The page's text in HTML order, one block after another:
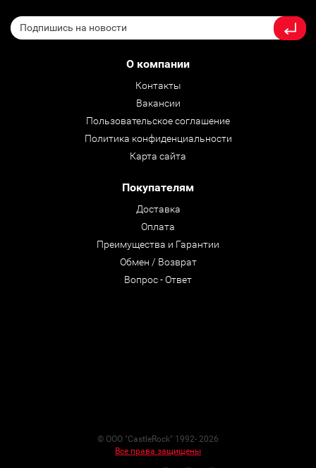
О компании
Контакты
Вакансии
Пользовательское соглашение
Политика конфиденциальности
Карта сайта
Покупателям
Доставка
Оплата
Преимущества и Гарантии
Обмен / Возврат
Вопрос - Ответ
© ООО "CastleRock" 1992- 2026
Все права защищены